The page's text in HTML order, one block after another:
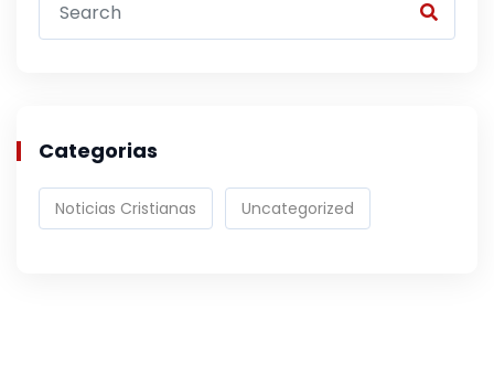
Categorias
Noticias Cristianas Uncategorized